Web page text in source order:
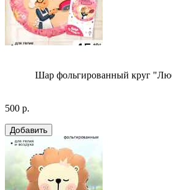
Шар фольгированный круг
500 р.